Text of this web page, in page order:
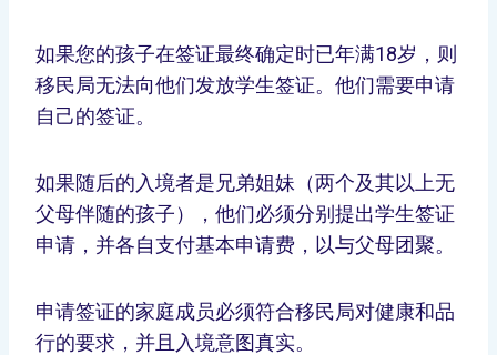
如果您的孩子在签证最终确定时已年满18岁，则
移民局无法向他们发放学生签证。他们需要申请
自己的签证。
如果随后的入境者是兄弟姐妹（两个及其以上无
父母伴随的孩子），他们必须分别提出学生签证
申请，并各自支付基本申请费，以与父母团聚。
申请签证的家庭成员必须符合移民局对健康和品
行的要求，并且入境意图真实。